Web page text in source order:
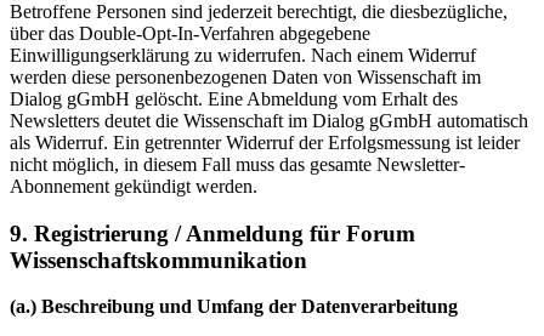
Betroffene Personen sind jederzeit berechtigt, die diesbezügliche,
über das Double-Opt-In-Verfahren abgegebene
Einwilligungserklärung zu widerrufen. Nach einem Widerruf
werden diese personenbezogenen Daten von Wissenschaft im
Dialog gGmbH gelöscht. Eine Abmeldung vom Erhalt des
Newsletters deutet die Wissenschaft im Dialog gGmbH automatisch
als Widerruf. Ein getrennter Widerruf der Erfolgsmessung ist leider
nicht möglich, in diesem Fall muss das gesamte Newsletter-
Abonnement gekündigt werden.
9. Registrierung / Anmeldung für Forum
Wissenschaftskommunikation
(a.) Beschreibung und Umfang der Datenverarbeitung